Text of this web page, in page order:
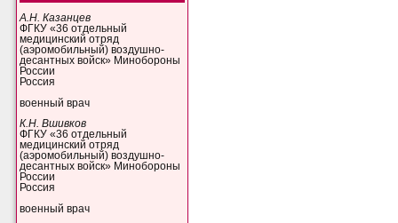
А.Н. Казанцев
ФГКУ «36 отдельный
медицинский отряд
(аэромобильный) воздушно-
десантных войск» Минобороны
России
Россия
военный врач
К.Н. Вшивков
ФГКУ «36 отдельный
медицинский отряд
(аэромобильный) воздушно-
десантных войск» Минобороны
России
Россия
военный врач